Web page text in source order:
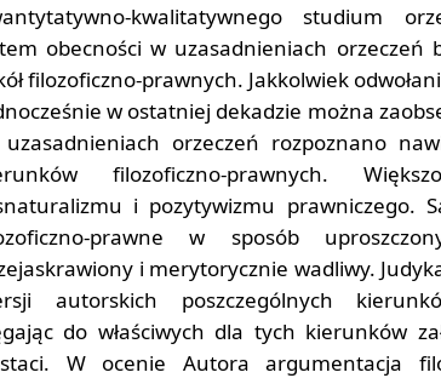
kwalitatywnego studium
obecności w uzasadnieniach orzeczeń
filozoficzno-prawnych. Jakkolwiek
w ostatniej dekadzie można
orzeczeń rozpoznano
filozoficzno-prawnych.
i pozytywizmu prawniczego.
prawne w sposób
i merytorycznie wadliwy.
autorskich poszczególnych
do właściwych dla tych kierunków
W ocenie Autora argumentacja